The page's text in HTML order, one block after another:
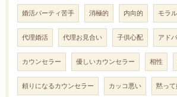
婚活パーティ苦手 消極的 内向的 モラル
代理婚活 代理お見合い 子供心配 アド
カウンセラー 優しいカウンセラー 相性
頼りになるカウンセラー カッコ悪い 黙って